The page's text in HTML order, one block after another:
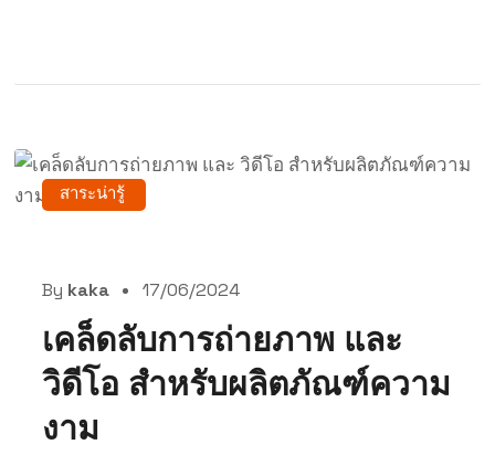
สาระน่ารู้
By kaka 17/06/2024
เคล็ดลับการถ่ายภาพ และ
วิดีโอ สำหรับผลิตภัณฑ์ความ
งาม